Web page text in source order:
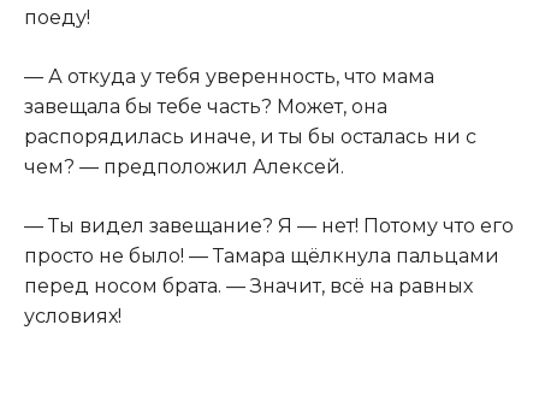
поеду!
— А откуда у тебя уверенность, что мама
завещала бы тебе часть? Может, она
распорядилась иначе, и ты бы осталась ни с
чем? — предположил Алексей.
— Ты видел завещание? Я — нет! Потому что его
просто не было! — Тамара щёлкнула пальцами
перед носом брата. — Значит, всё на равных
условиях!